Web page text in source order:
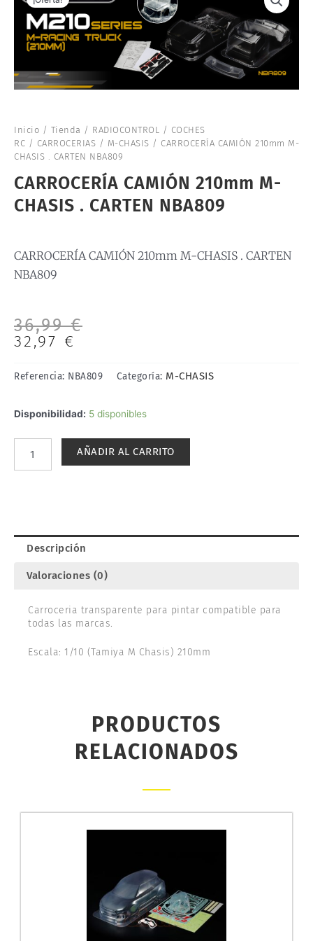
Inicio / Tienda / RADIOCONTROL / COCHES
RC / CARROCERIAS / M-CHASIS / CARROCERÍA CAMIÓN 210mm M-
CHASIS . CARTEN NBA809
CARROCERÍA CAMIÓN 210mm M-
CHASIS . CARTEN NBA809
CARROCERÍA CAMIÓN 210mm M-CHASIS . CARTEN
NBA809
36,99€
El
precio
original
era:
36,99 €.
32,97 €
El
precio
actual
es:
32,97 €.
Referencia: NBA809 Categoría: M-CHASIS
Disponibilidad: 5 disponibles
CARROCERÍA
cantidad
AÑADIR AL CARRITO
Descripción
Valoraciones (0)
Carroceria transparente para pintar compatible para
todas las marcas.
Escala: 1/10 (Tamiya M Chasis) 210mm
PRODUCTOS
RELACIONADOS